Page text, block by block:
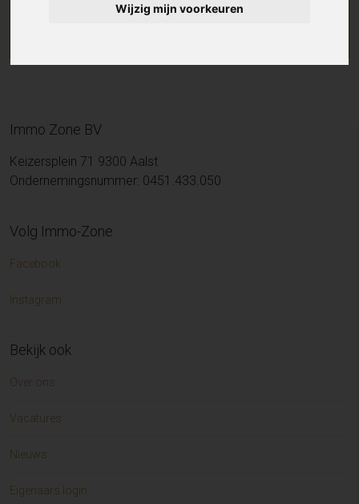
Wijzig mijn voorkeuren
Immo Zone BV
Keizersplein 71 9300 Aalst
Ondernemingsnummer: 0451.433.050
Volg Immo-Zone
Facebook
Instagram
Bekijk ook
Over ons
Vacatures
Nieuws
Eigenaars login